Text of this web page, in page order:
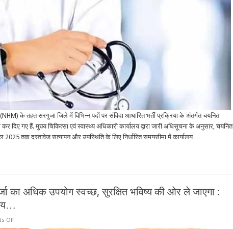
आदेश
के तहत सरगुजा जिले में विभिन्न पदों पर संविदा आधारित भर्ती प्रक्रिया के अंतर्गत चयनित
दिए गए हैं. मुख्य चिकित्सा एवं स्वास्थ्य अधिकारी कार्यालय द्वारा जारी अधिसूचना के अनुसार, चयनित
तक दस्तावेज सत्यापन और उपस्थिति के लिए निर्धारित समयसीमा में कार्यालय …
का अधिक उपयोग स्वच्छ, सुरक्षित भविष्य की ओर ले जाएगा :
Offon